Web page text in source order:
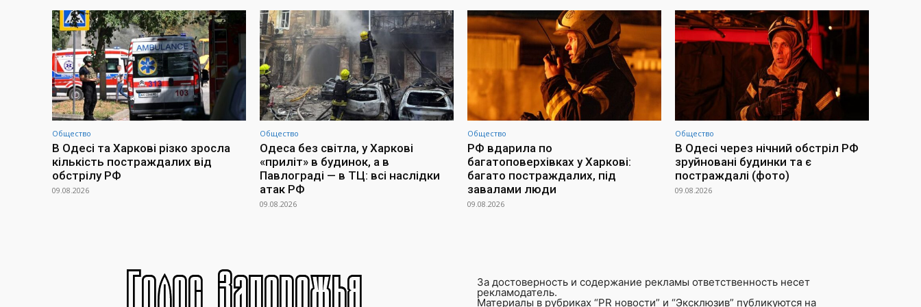
Общество
В Одесі та Харкові різко зросла
кількість постраждалих від
обстрілу РФ
09.08.2026
Общество
Одеса без світла, у Харкові
«приліт» в будинок, а в
Павлограді — в ТЦ: всі наслідки
атак РФ
09.08.2026
Общество
РФ вдарила по
багатоповерхівках у Харкові:
багато постраждалих, під
завалами люди
09.08.2026
Общество
В Одесі через нічний обстріл РФ
зруйновані будинки та є
постраждалі (фото)
09.08.2026
За достоверность и содержание рекламы ответственность несет
рекламодатель.
Материалы в рубриках “PR новости” и “Эксклюзив” публикуются на